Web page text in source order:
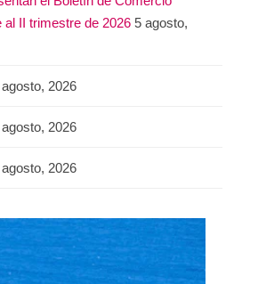
al II trimestre de 2026 5 agosto,
agosto, 2026
2026
2026